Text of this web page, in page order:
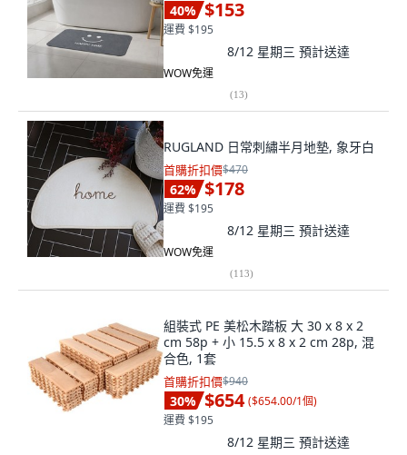
40% $153
運費 $195
8/12 星期三 預計送達
WOW免運
(13)
RUGLAND 日常刺繡半月地墊, 象牙白
首購折扣價$470
62% $178
運費 $195
8/12 星期三 預計送達
WOW免運
(113)
組裝式 PE 美松木踏板 大 30 x 8 x 2
cm 58p + 小 15.5 x 8 x 2 cm 28p, 混
合色, 1套
首購折扣價$940
30% $654 ($654.00/1個)
運費 $195
8/12 星期三 預計送達